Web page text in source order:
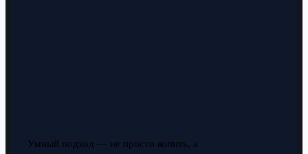
Умный подход — не просто копить, а